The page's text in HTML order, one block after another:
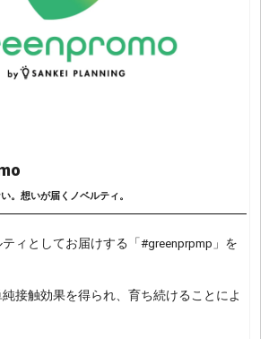
。想いが届くノベルティ。
ィとしてお届けする「#greenprpmp」を
接触効果を得られ、育ち続けることによ